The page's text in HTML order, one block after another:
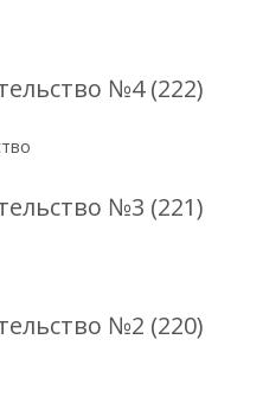
№4 (222)
№3 (221)
№2 (220)